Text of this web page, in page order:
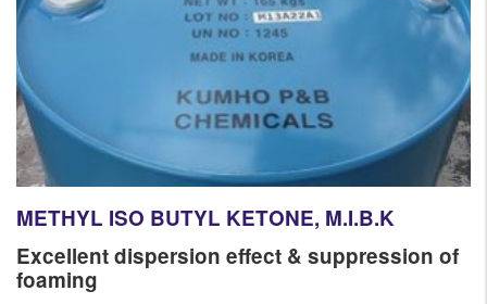
METHYL ISO BUTYL KETONE, M.I.B.K
​Excellent dispersion effect & suppression of
foaming